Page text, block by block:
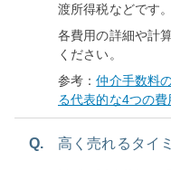
渡所得税などです。
各費用の詳細や計
ください。
参考：仲介手数料
る代表的な4つの費
Q. 高く売れるタイ